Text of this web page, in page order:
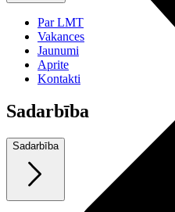
Par LMT
Vakances
Jaunumi
Aprite
Kontakti
Sadarbība
Sadarbība